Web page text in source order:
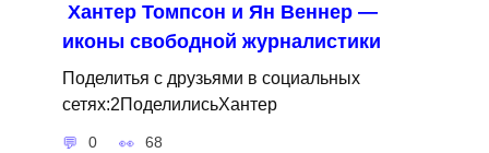
Хантер Томпсон и Ян Веннер —
иконы свободной журналистики
Поделитья с друзьями в социальных
сетях:2ПоделилисьХантер
0 68